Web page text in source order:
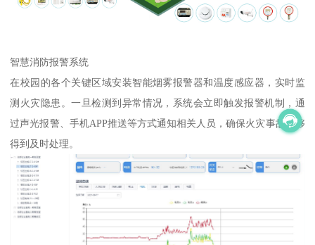
智慧消防报警系统
在校园的各个关键区域安装智能烟雾报警器和温度感应器，实时监
测火灾隐患。一旦检测到异常情况，系统会立即触发报警机制，通
过声光报警、手机APP推送等方式通知相关人员，确保火灾事故能够
得到及时处理。